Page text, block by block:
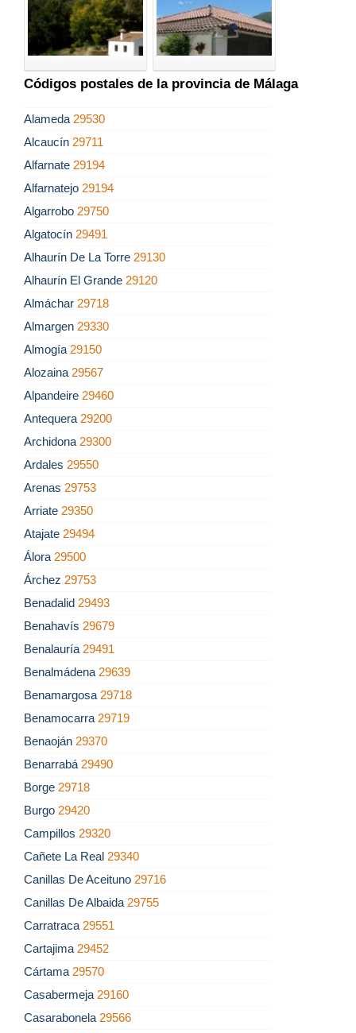
Códigos postales de la provincia de Málaga
Alameda 29530
Alcaucín 29711
Alfarnate 29194
Alfarnatejo 29194
Algarrobo 29750
Algatocín 29491
Alhaurín De La Torre 29130
Alhaurín El Grande 29120
Almáchar 29718
Almargen 29330
Almogía 29150
Alozaina 29567
Alpandeire 29460
Antequera 29200
Archidona 29300
Ardales 29550
Arenas 29753
Arriate 29350
Atajate 29494
Álora 29500
Árchez 29753
Benadalid 29493
Benahavís 29679
Benalauría 29491
Benalmádena 29639
Benamargosa 29718
Benamocarra 29719
Benaoján 29370
Benarrabá 29490
Borge 29718
Burgo 29420
Campillos 29320
Cañete La Real 29340
Canillas De Aceituno 29716
Canillas De Albaida 29755
Carratraca 29551
Cartajima 29452
Cártama 29570
Casabermeja 29160
Casarabonela 29566